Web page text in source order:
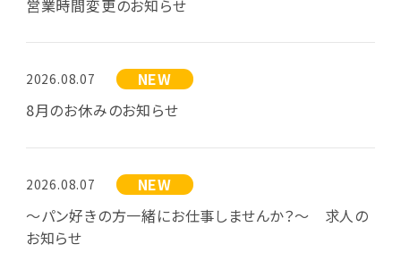
営業時間変更のお知らせ
2026.08.07
NEW
8月のお休みのお知らせ
2026.08.07
NEW
～パン好きの方一緒にお仕事しませんか？～ 求人の
お知らせ